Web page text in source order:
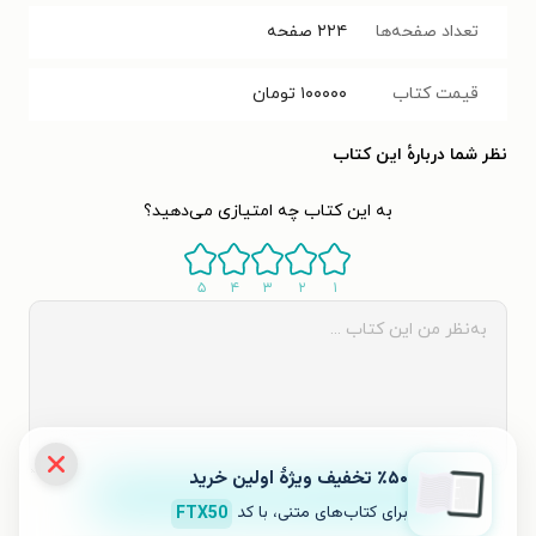
تعداد صفحه‌ها ۲۲۴ صفحه
قیمت کتاب ۱۰۰۰۰۰ تومان
نظر شما دربارهٔ این کتاب
به این کتاب چه امتیازی می‌دهید؟
۱ ۲ ۳ ۴ ۵
٪۵۰ تخفیف ویژۀ اولین خرید
برای کتاب‌های متنی، با کد FTX50